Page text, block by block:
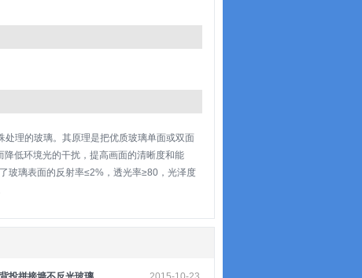
理的玻璃。其原理是把优质玻璃单面或双面
低环境光的干扰，提高画面的清晰度和能
玻璃表面的反射率≤2%，透光率≥80，光泽度